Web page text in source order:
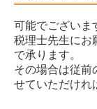
可能でございま
税理士先生にお
で承ります。
その場合は従前
せていただけれ